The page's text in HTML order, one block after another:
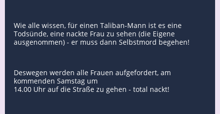
Wie alle wissen, für einen Taliban-Mann ist es eine
Todsünde, eine nackte Frau zu sehen (die Eigene
ausgenommen) - er muss dann Selbstmord begehen!
Deswegen werden alle Frauen aufgefordert, am
kommenden Samstag um
14.00 Uhr auf die Straße zu gehen - total nackt!